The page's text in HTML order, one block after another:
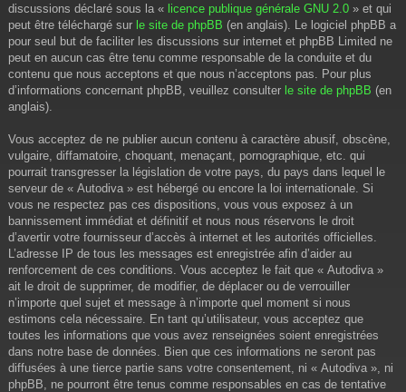
discussions déclaré sous la « licence publique générale GNU 2.0 » et qui
peut être téléchargé sur le site de phpBB (en anglais). Le logiciel phpBB a
pour seul but de faciliter les discussions sur internet et phpBB Limited ne
peut en aucun cas être tenu comme responsable de la conduite et du
contenu que nous acceptons et que nous n’acceptons pas. Pour plus
d’informations concernant phpBB, veuillez consulter le site de phpBB (en
anglais).
Vous acceptez de ne publier aucun contenu à caractère abusif, obscène,
vulgaire, diffamatoire, choquant, menaçant, pornographique, etc. qui
pourrait transgresser la législation de votre pays, du pays dans lequel le
serveur de « Autodiva » est hébergé ou encore la loi internationale. Si
vous ne respectez pas ces dispositions, vous vous exposez à un
bannissement immédiat et définitif et nous nous réservons le droit
d’avertir votre fournisseur d’accès à internet et les autorités officielles.
L’adresse IP de tous les messages est enregistrée afin d’aider au
renforcement de ces conditions. Vous acceptez le fait que « Autodiva »
ait le droit de supprimer, de modifier, de déplacer ou de verrouiller
n’importe quel sujet et message à n’importe quel moment si nous
estimons cela nécessaire. En tant qu’utilisateur, vous acceptez que
toutes les informations que vous avez renseignées soient enregistrées
dans notre base de données. Bien que ces informations ne seront pas
diffusées à une tierce partie sans votre consentement, ni « Autodiva », ni
phpBB, ne pourront être tenus comme responsables en cas de tentative